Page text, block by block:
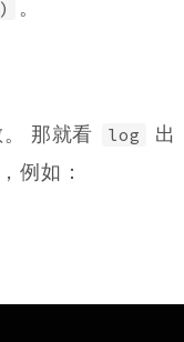
。
那就看 log
出
例如：